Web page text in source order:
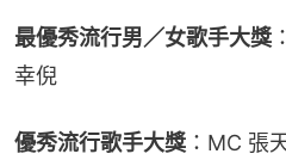
最優秀流行男／女歌手大獎
幸倪
優秀流行歌手大獎 ：MC 張